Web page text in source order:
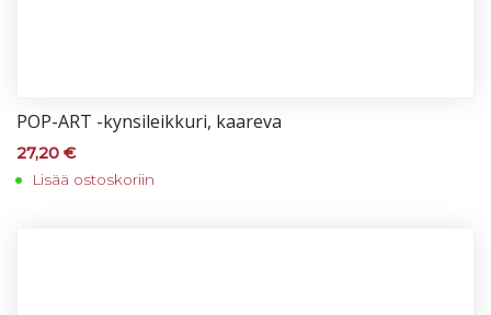
POP-ART -kyn­si­leik­ku­ri, kaa­re­va
27,20 €
Lisää ostoskoriin